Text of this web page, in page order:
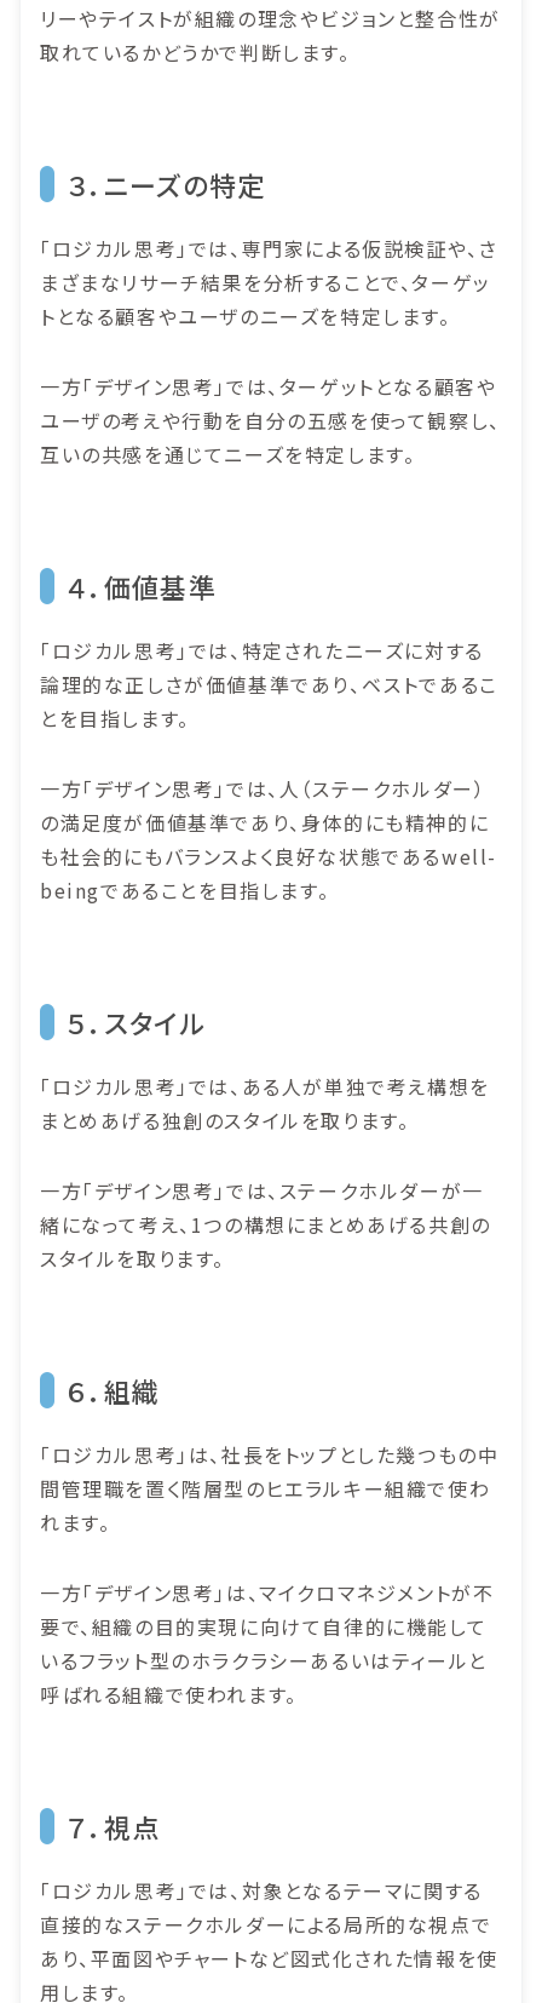
リーやテイストが組織の理念やビジョンと整合性が
取れているかどうかで判断します。
３．ニーズの特定
「ロジカル思考」では、専門家による仮説検証や、さ
まざまなリサーチ結果を分析することで、ターゲッ
トとなる顧客やユーザのニーズを特定します。
一方「デザイン思考」では、ターゲットとなる顧客や
ユーザの考えや行動を自分の五感を使って観察し、
互いの共感を通じてニーズを特定します。
４．価値基準
「ロジカル思考」では、特定されたニーズに対する
論理的な正しさが価値基準であり、ベストであるこ
とを目指します。
一方「デザイン思考」では、人（ステークホルダー）
の満足度が価値基準であり、身体的にも精神的に
も社会的にもバランスよく良好な状態であるwell-
beingであることを目指します。
５．スタイル
「ロジカル思考」では、ある人が単独で考え構想を
まとめあげる独創のスタイルを取ります。
一方「デザイン思考」では、ステークホルダーが一
緒になって考え、1つの構想にまとめあげる共創の
スタイルを取ります。
６．組織
「ロジカル思考」は、社長をトップとした幾つもの中
間管理職を置く階層型のヒエラルキー組織で使わ
れます。
一方「デザイン思考」は、マイクロマネジメントが不
要で、組織の目的実現に向けて自律的に機能して
いるフラット型のホラクラシーあるいはティールと
呼ばれる組織で使われます。
７．視点
「ロジカル思考」では、対象となるテーマに関する
直接的なステークホルダーによる局所的な視点で
あり、平面図やチャートなど図式化された情報を使
用します。